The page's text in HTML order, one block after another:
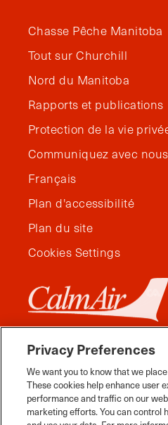
Chasse Pêche Manitoba
Tout sur Churchill
Nord du Manitoba
Rapports et publications
Protection de la vie
Communiquez avec nous
Français
Plan d'accessibilité
Plan du site
Cookies Settings
Privacy Preferences
We want you to know that we
These cookies help enhance user
performance and traffic on our
marketing efforts. You can control